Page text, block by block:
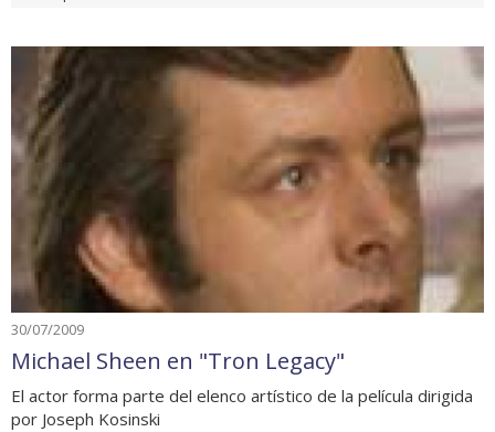
30/07/2009
Michael Sheen en "Tron Legacy"
El actor forma parte del elenco artístico de la película dirigida
por Joseph Kosinski